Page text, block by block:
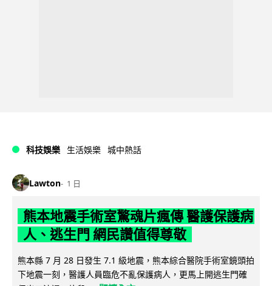
科技娛樂 生活娛樂 城中熱話
Lawton 1 日
熊本地震手術室驚魂片瘋傳 醫護保護病
人、逃生門 網民讚值得尊敬
熊本縣 7 月 28 日發生 7.1 級地震，熊本綜合醫院手術室鏡頭拍
下地震一刻，醫護人員臨危不亂保護病人，更馬上開逃生門確